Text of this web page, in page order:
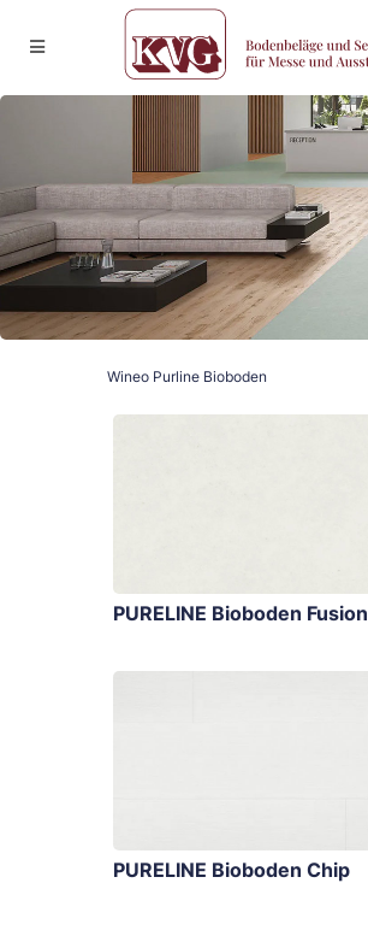
Wineo Purline Bioboden
PURELINE Bioboden Fusion
PURELINE Bioboden Chip